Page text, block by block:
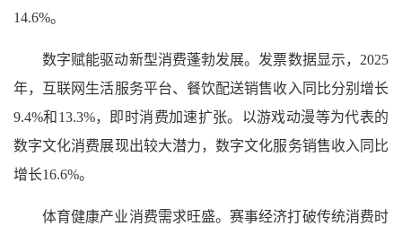
14.6%。
数字赋能驱动新型消费蓬勃发展。发票数据显示，2025
年，互联网生活服务平台、餐饮配送销售收入同比分别增长
9.4%和13.3%，即时消费加速扩张。以游戏动漫等为代表的
数字文化消费展现出较大潜力，数字文化服务销售收入同比
增长16.6%。
体育健康产业消费需求旺盛。赛事经济打破传统消费时